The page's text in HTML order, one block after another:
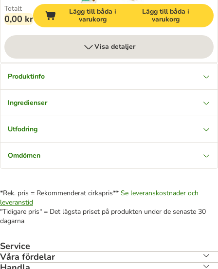
Totalt
0,00 kr
Lägg till båda i
varukorg
Lägg till båda i
varukorg
Visa detaljer
Produktinfo
Ingredienser
Utfodring
Omdömen
*Rek. pris = Rekommenderat cirkapris** Se leveranskostnader och
leveranstid
"Tidigare pris" = Det lägsta priset på produkten under de senaste 30
dagarna
Service
Våra fördelar